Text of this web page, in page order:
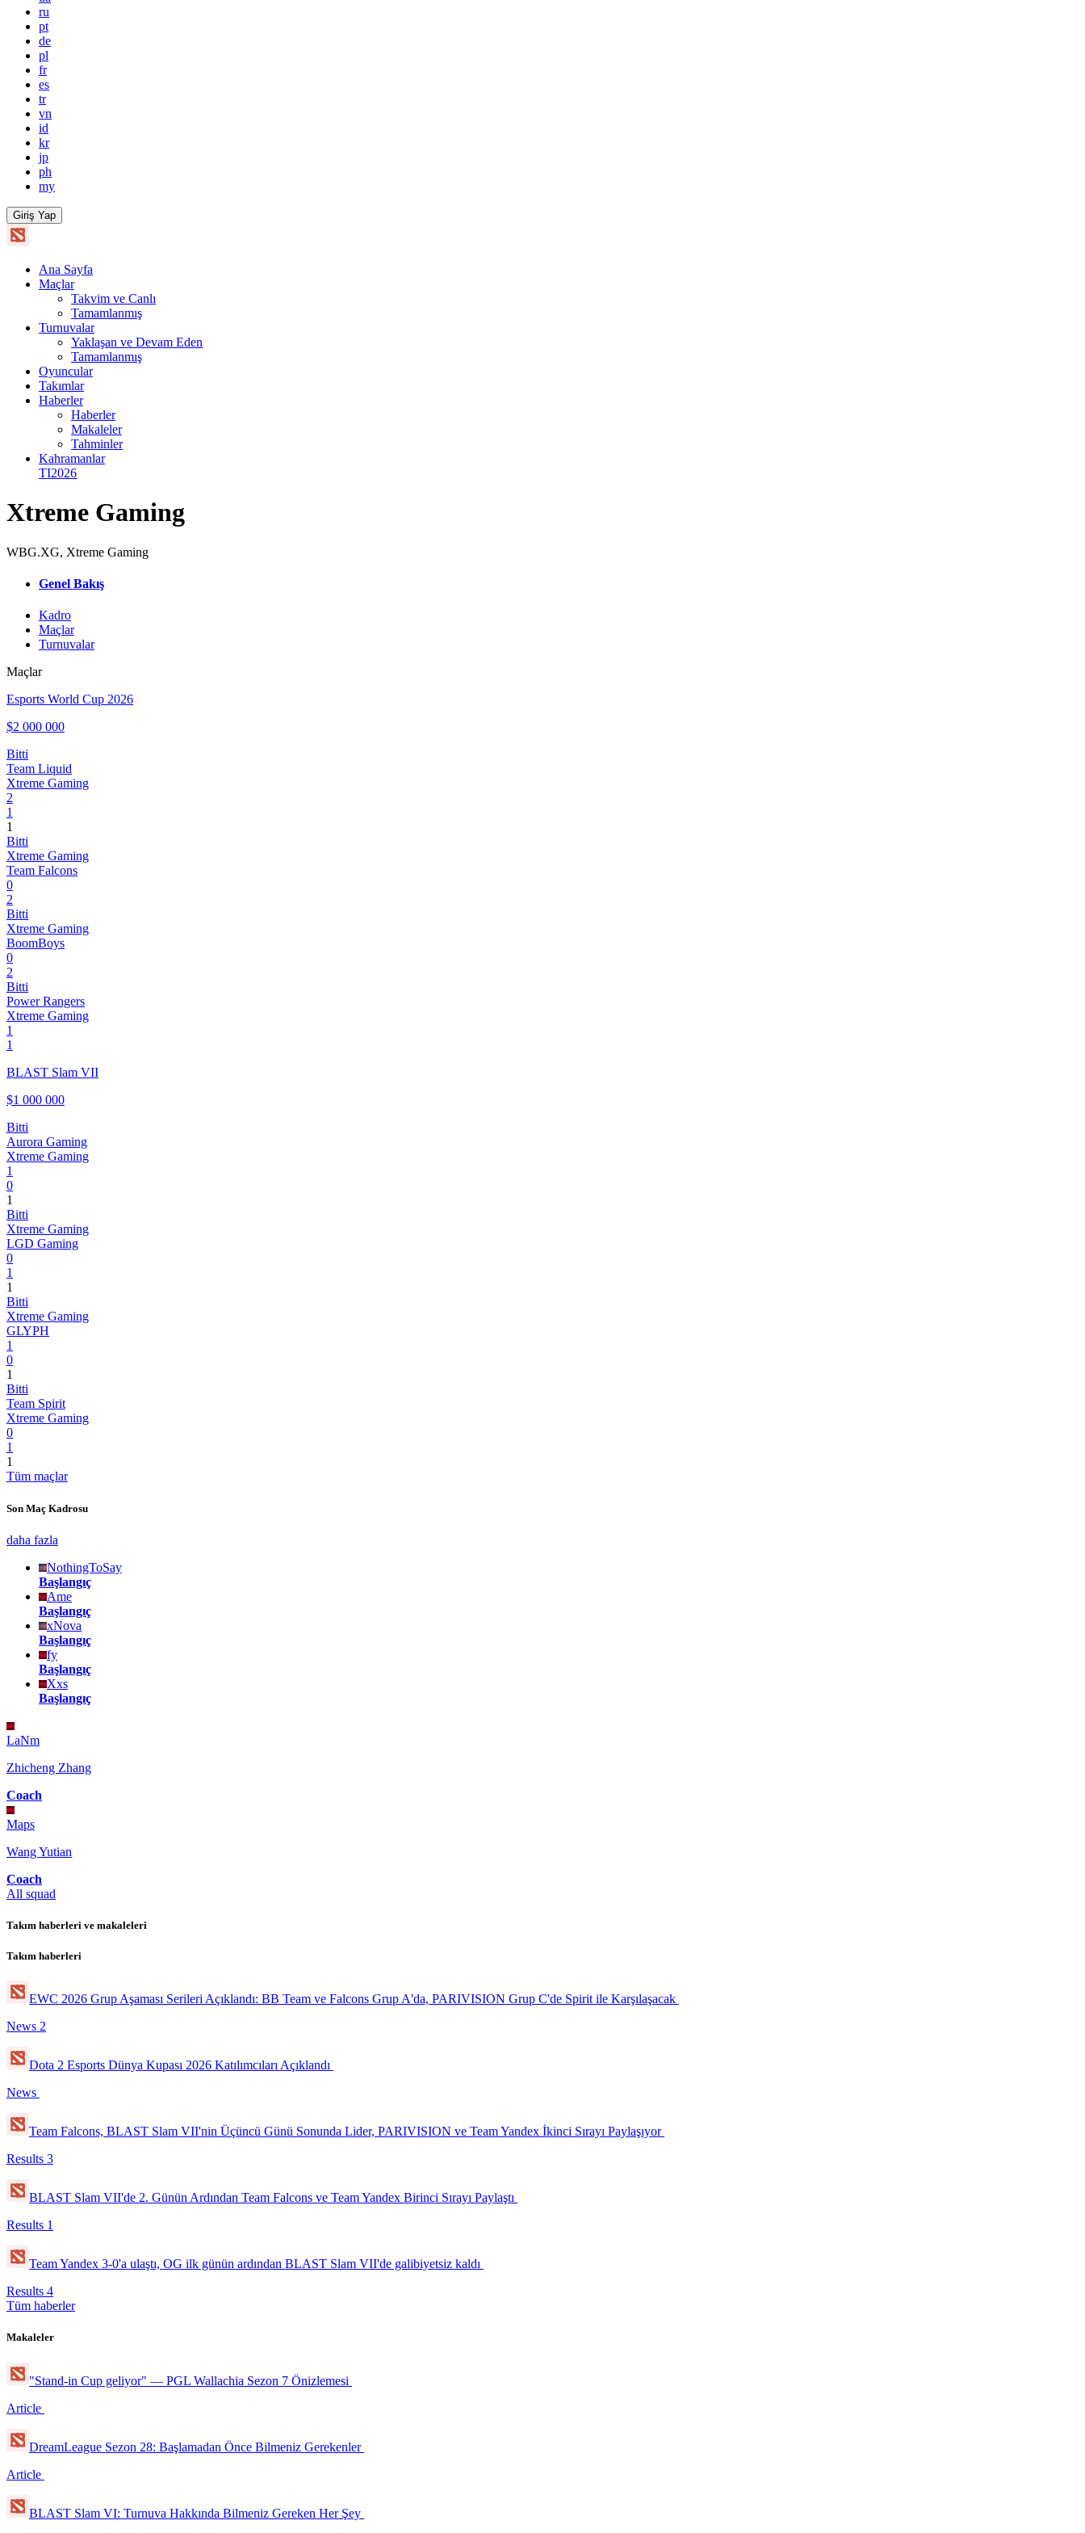
ru
pt
de
pl
fr
es
tr
vn
id
kr
jp
ph
my
Giriş Yap
Ana Sayfa
Maçlar
Takvim ve Canlı
Tamamlanmış
Turnuvalar
Yaklaşan ve Devam Eden
Tamamlanmış
Oyuncular
Takımlar
Haberler
Haberler
Makaleler
Tahminler
Kahramanlar
TI2026
Xtreme Gaming
WBG.XG, Xtreme Gaming
Genel Bakış
Kadro
Maçlar
Turnuvalar
Maçlar
Esports World Cup 2026
$2 000 000
Bitti
Team Liquid
Xtreme Gaming
2
1
1
Bitti
Xtreme Gaming
Team Falcons
0
2
Bitti
Xtreme Gaming
BoomBoys
0
2
Bitti
Power Rangers
Xtreme Gaming
1
1
BLAST Slam VII
$1 000 000
Bitti
Aurora Gaming
Xtreme Gaming
1
0
1
Bitti
Xtreme Gaming
LGD Gaming
0
1
1
Bitti
Xtreme Gaming
GLYPH
1
0
1
Bitti
Team Spirit
Xtreme Gaming
0
1
1
Tüm maçlar
Son Maç Kadrosu
daha fazla
NothingToSay
Başlangıç
Ame
Başlangıç
xNova
Başlangıç
fy
Başlangıç
Xxs
Başlangıç
LaNm
Zhicheng Zhang
Coach
Maps
Wang Yutian
Coach
All squad
Takım haberleri ve makaleleri
Takım haberleri
EWC 2026 Grup Aşaması Serileri Açıklandı: BB Team ve Falcons Grup A'da, PARIVISION Grup C'de Spirit ile Karşılaşacak
News 2
Dota 2 Esports Dünya Kupası 2026 Katılımcıları Açıklandı
News
Team Falcons, BLAST Slam VII'nin Üçüncü Günü Sonunda Lider, PARIVISION ve Team Yandex İkinci Sırayı Paylaşıyor
Results 3
BLAST Slam VII'de 2. Günün Ardından Team Falcons ve Team Yandex Birinci Sırayı Paylaştı
Results 1
Team Yandex 3-0'a ulaştı, OG ilk günün ardından BLAST Slam VII'de galibiyetsiz kaldı
Results 4
Tüm haberler
Makaleler
"Stand-in Cup geliyor" — PGL Wallachia Sezon 7 Önizlemesi
Article
DreamLeague Sezon 28: Başlamadan Önce Bilmeniz Gerekenler
Article
BLAST Slam VI: Turnuva Hakkında Bilmeniz Gereken Her Şey